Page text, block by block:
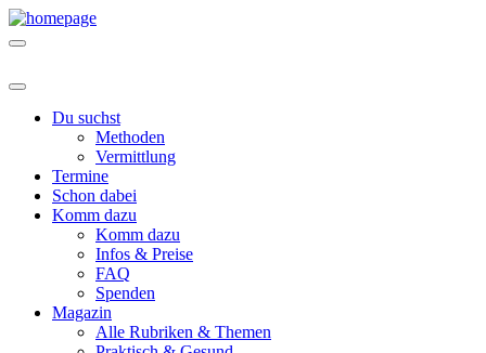
Du suchst
Methoden
Vermittlung
Termine
Schon dabei
Komm dazu
Komm dazu
Infos & Preise
FAQ
Spenden
Magazin
Alle Rubriken & Themen